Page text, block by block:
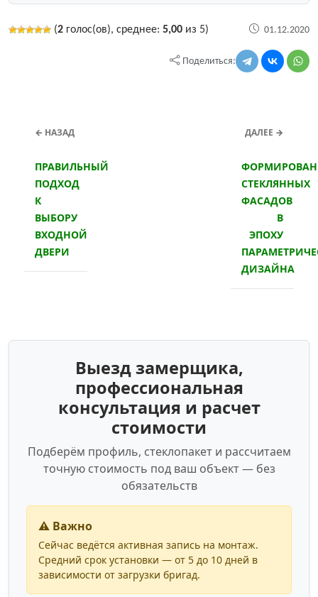
(2 голос(ов), среднее: 5,00 из 5) 01.12.2020
Поделиться:
← НАЗАД
ПРАВИЛЬНЫЙ
ПОДХОД
К
ВЫБОРУ
ВХОДНОЙ
ДВЕРИ
ДАЛЕЕ →
СТЕКЛЯННЫХ
ФАСАДОВ
В
ЭПОХУ
ДИЗАЙНА
Выезд замерщика,
профессиональная
консультация и расчет
стоимости
Подберём профиль, стеклопакет и рассчитаем
точную стоимость под ваш объект — без
обязательств
⚠️ Важно
Сейчас ведётся активная запись на монтаж.
Средний срок установки — от 5 до 10 дней в
зависимости от загрузки бригад.